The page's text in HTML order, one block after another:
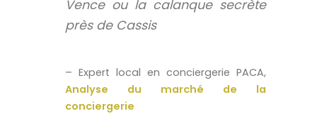
Vence ou la calanque secrète
près de Cassis
– Expert local en conciergerie PACA,
Analyse du marché de la
conciergerie